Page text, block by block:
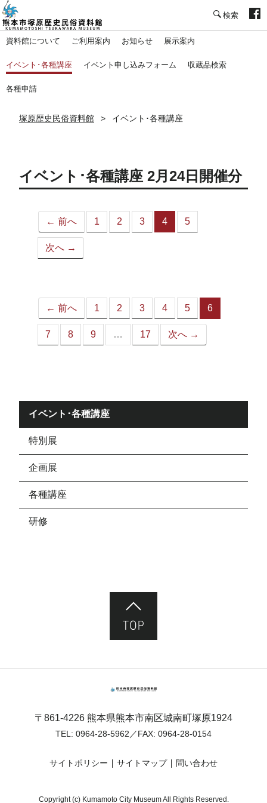
資料館について ご利用案内 お知らせ 展示案内
イベント･各種講座 イベント申し込みフォーム 収蔵品検索
各種申請
塚原歴史民俗資料館 イベント･各種講座
イベント･各種講座 2月24日開催分
← 前へ 1 2 3 4
（こ
5
次へ →
← 前へ 1 2 3 4 5 6
7 8 9 … 17 次へ →
イベント･各種講座
特別展
企画展
各種講座
研修
〒861-4226 熊本県熊本市南区城南町塚原1924
TEL: 0964-28-5962 ／FAX: 0964-28-0154
サイトポリシー サイトマップ 問い合わせ
Copyright (c) Kumamoto City Museum All Rights Reserved.